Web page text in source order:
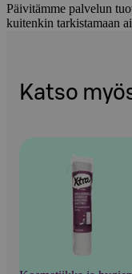
Päivitämme palvelun
kuitenkin tarkistamaan
Katso